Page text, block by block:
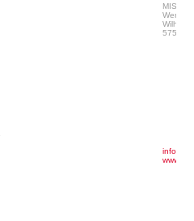
57518